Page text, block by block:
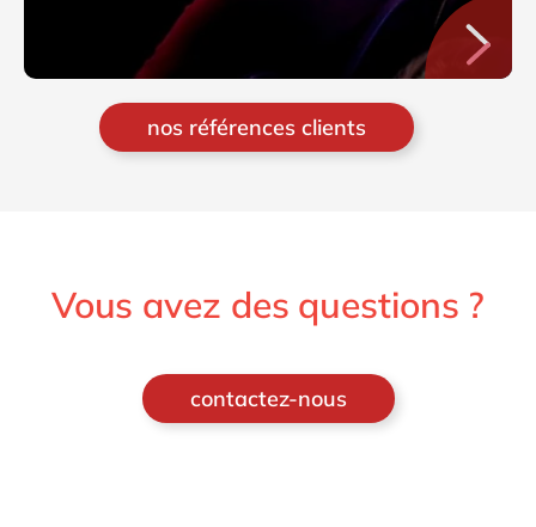
nos références clients
Vous avez des questions ?
contactez-nous